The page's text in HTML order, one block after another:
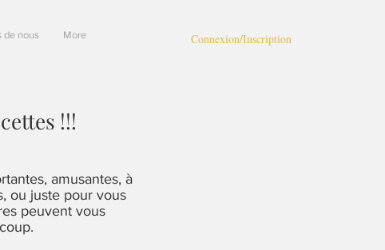
Connexion/Inscription
de nous More
!!!
amusantes, à
ou juste pour vous
peuvent vous